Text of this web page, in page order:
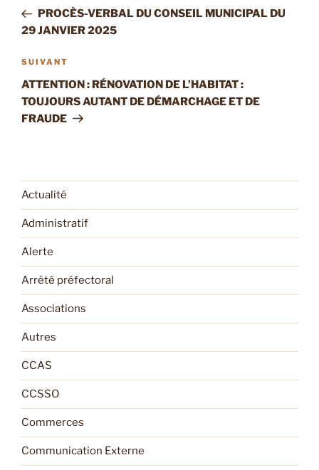
l’article
précédent
PROCÈS-VERBAL DU CONSEIL MUNICIPAL DU
29 JANVIER 2025
Article
suivant
SUIVANT
ATTENTION : RÉNOVATION DE L’HABITAT :
TOUJOURS AUTANT DE DÉMARCHAGE ET DE
FRAUDE
Actualité
Administratif
Alerte
Arrêté préfectoral
Associations
Autres
CCAS
CCSSO
Commerces
Communication Externe